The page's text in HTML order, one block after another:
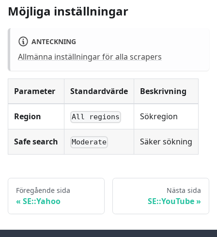
Möjliga inställningar
ANTECKNING
Allmänna inställningar för alla scrapers
Parameter Standardvärde Beskrivning
Region All regions Sökregion
Safe search Moderate Säker sökning
Föregående sida
SE::Yahoo
Nästa sida
SE::YouTube